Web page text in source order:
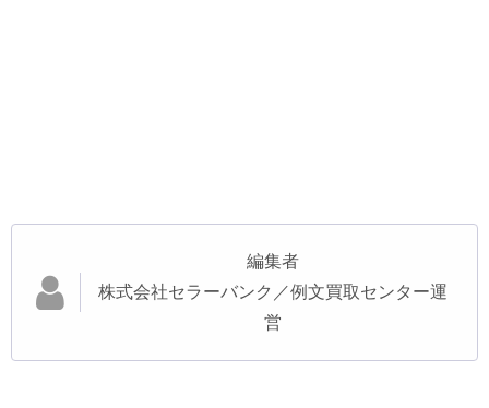
編集者
株式会社セラーバンク／例文買取センター運
営